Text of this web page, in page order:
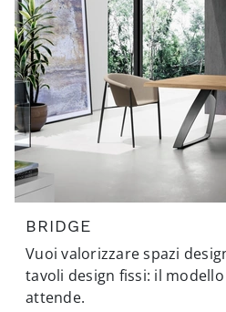
BRIDGE
Vuoi valorizzare spazi
tavoli design fissi: il
attende.